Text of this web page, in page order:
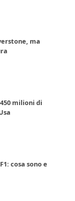
ma
milioni di
cosa sono e